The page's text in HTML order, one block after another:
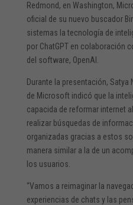
Redmond, en Washington,
oficial de su nuevo buscador
sistemas la tecnología de
por ChatGPT en colaboración
del software, OpenAI.
Durante la presentación, Satya
de Microsoft indicó que la
capacida de reformar internet
realizar búsquedas de
organizadas gracias a estos
manera similar a la de un
los usuarios.
“Vamos a reimaginar la
experiencias de chats y las